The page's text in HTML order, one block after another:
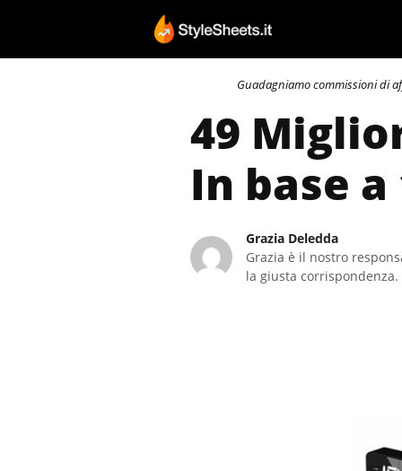
contenuto
Guadagniamo commissioni di
49
In base
Grazia Deledda
Grazia è il nostro
la giusta